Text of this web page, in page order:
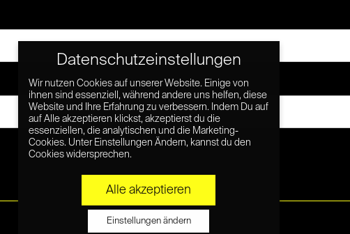
Datenschutzeinstellungen
Wir nutzen Cookies auf unserer Website. Einige von
ihnen sind essenziell, während andere uns helfen, diese
Website und Ihre Erfahrung zu verbessern. Indem Du auf
auf Alle akzeptieren klickst, akzeptierst du die
essenziellen, die analytischen und die Marketing-
Cookies. Unter Einstellungen Ändern, kannst du den
Cookies widersprechen.
Alle akzeptieren
Einstellungen ändern